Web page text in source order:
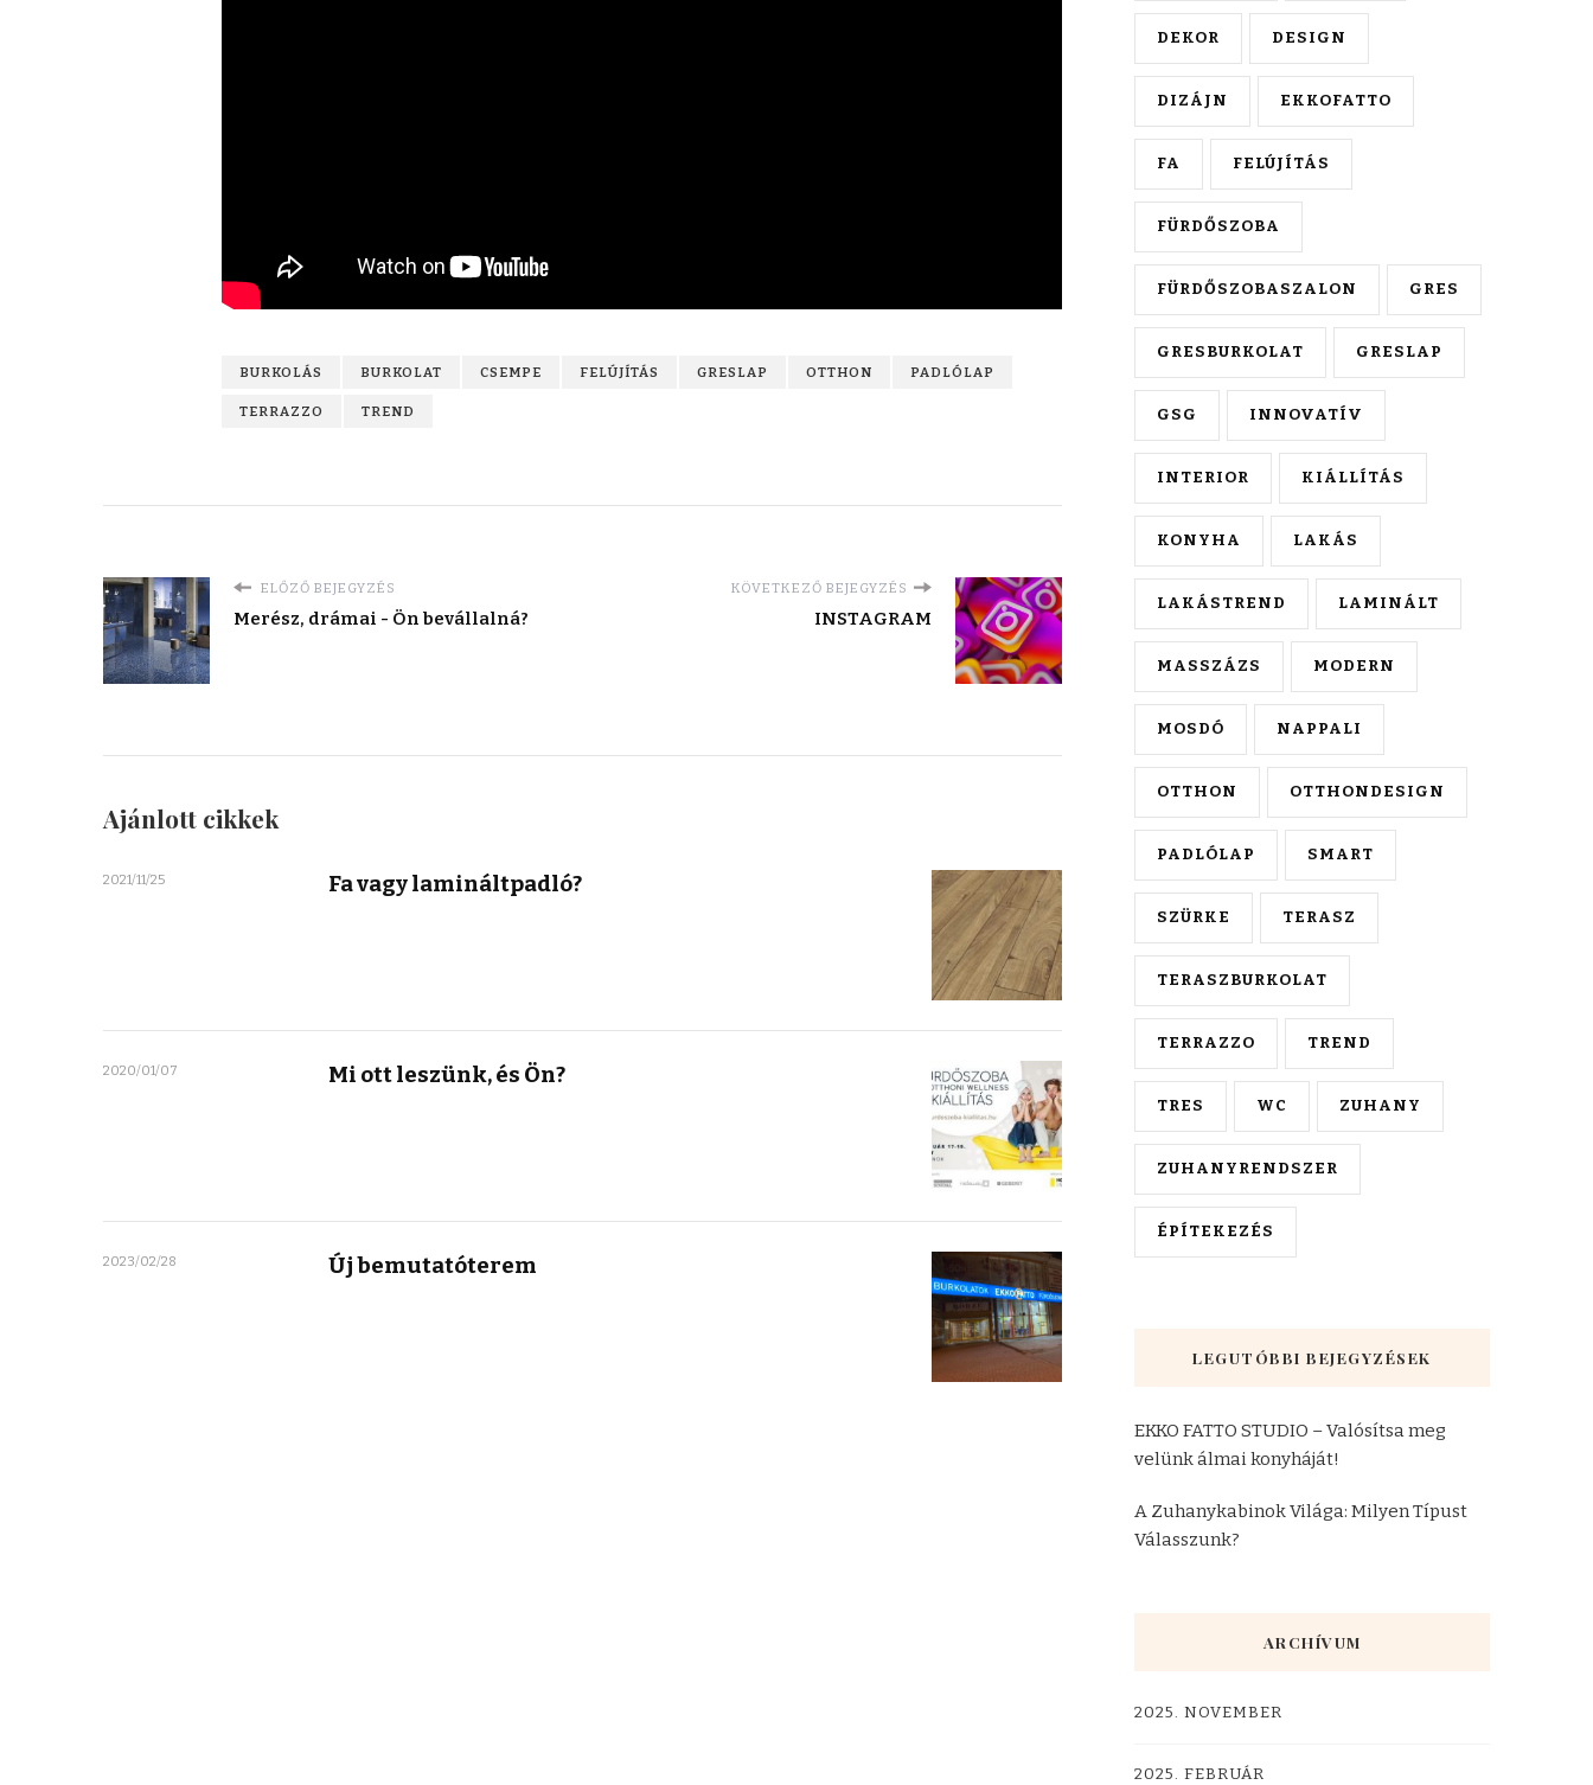
BURKOLÁS BURKOLAT CSEMPE FELÚJÍTÁS GRESLAP OTTHON PADLÓLAP
TERRAZZO TREND
ELŐZŐ BEJEGYZÉS
Merész, drámai - Ön bevállalná?
KÖVETKEZŐ BEJEGYZÉS
INSTAGRAM
Ajánlott cikkek
2021/11/25 Fa vagy lamináltpadló?
2020/01/07 Mi ott leszünk, és Ön?
2023/02/28 Új bemutatóterem
DEKOR DESIGN
DIZÁJN EKKOFATTO
FA FELÚJÍTÁS
FÜRDŐSZOBA
FÜRDŐSZOBASZALON GRES
GRESBURKOLAT GRESLAP
GSG INNOVATÍV
INTERIOR KIÁLLÍTÁS
KONYHA LAKÁS
LAKÁSTREND LAMINÁLT
MASSZÁZS MODERN
MOSDÓ NAPPALI
OTTHON OTTHONDESIGN
PADLÓLAP SMART
SZÜRKE TERASZ
TERASZBURKOLAT
TERRAZZO TREND
TRES WC ZUHANY
ZUHANYRENDSZER
ÉPÍTEKEZÉS
LEGUTÓBBI BEJEGYZÉSEK
EKKO FATTO STUDIO – Valósítsa meg
velünk álmai konyháját!
A Zuhanykabinok Világa: Milyen Típust
Válasszunk?
ARCHÍVUM
2025. NOVEMBER
2025. FEBRUÁR